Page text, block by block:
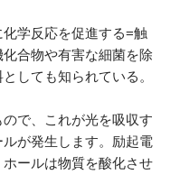
学反応を促進する=触
合物や有害な細菌を除
しても知られている。
ので、これが光を吸収す
が発生します。励起電
ールは物質を酸化させ